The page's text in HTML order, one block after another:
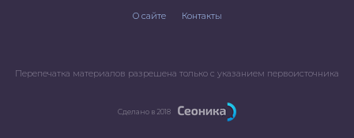
О сайте Контакты
Перепечатка материалов разрешена только с указанием первоисточника
Сделано в 2018